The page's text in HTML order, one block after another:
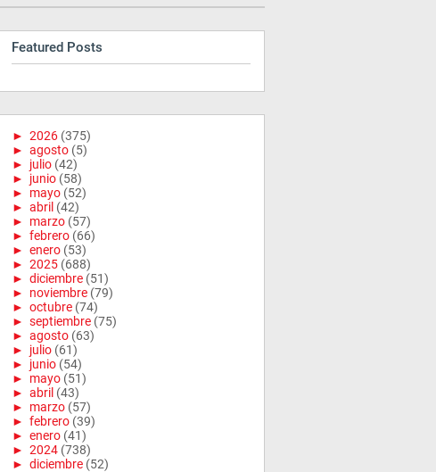
Featured Posts
► 2026 (375)
► agosto (5)
► julio (42)
► junio (58)
► mayo (52)
► abril (42)
► marzo (57)
► febrero (66)
► enero (53)
► 2025 (688)
► diciembre (51)
► noviembre (79)
► octubre (74)
► septiembre (75)
► agosto (63)
► julio (61)
► junio (54)
► mayo (51)
► abril (43)
► marzo (57)
► febrero (39)
► enero (41)
► 2024 (738)
► diciembre (52)